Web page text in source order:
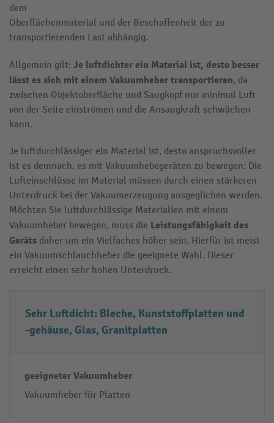
dem
Oberflächenmaterial und der Beschaffenheit der zu
transportierenden Last abhängig.
Allgemein gilt: Je luftdichter ein Material ist, desto besser
lässt es sich mit einem Vakuumheber transportieren, da
zwischen Objektoberfläche und Saugkopf nur minimal Luft
von der Seite einströmen und die Ansaugkraft schwächen
kann.
Je luftdurchlässiger ein Material ist, desto anspruchsvoller
ist es demnach, es mit Vakuumhebegeräten zu bewegen: Die
Lufteinschlüsse im Material müssen durch einen stärkeren
Unterdruck bei der Vakuumerzeugung ausgeglichen werden.
Möchten Sie luftdurchlässige Materialien mit einem
Vakuumheber bewegen, muss die Leistungsfähigkeit des
Geräts daher um ein Vielfaches höher sein. Hierfür ist meist
ein Vakuumschlauchheber die geeignete Wahl. Dieser
erreicht einen sehr hohen Unterdruck.
M
a
ri
al
g
e
n
e
Sehr Luftdicht: Bleche, Kunststoffplatten und
-gehäuse, Glas, Granitplatten
Vakuumheber für Platten